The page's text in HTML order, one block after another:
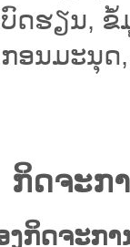
ດຮຽນ, ຂໍ້
ອນມະນຸ
ກິດຈະກ
ກິດຈະກາ